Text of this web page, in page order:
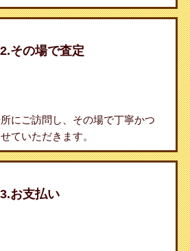
2.その場で査定
にご訪問し、その場で丁寧かつ
ていただきます。
3.お支払い